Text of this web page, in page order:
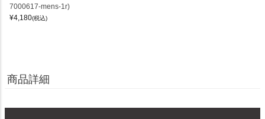
7000617-mens-1r)
¥4,180(税込)
商品詳細